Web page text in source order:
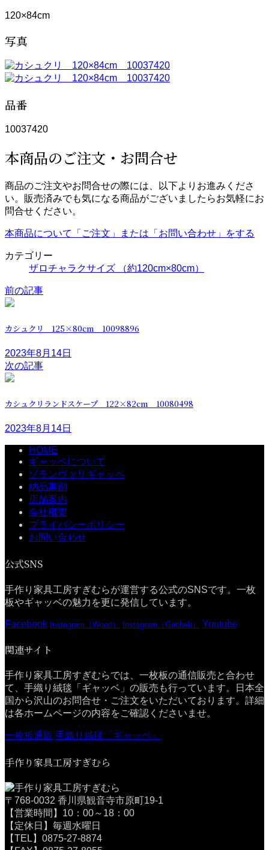
120×84cm
写真
品番
10037420
本商品のご注文・お問合せ
商品のご注文やお問合せの際には、以下よりお進みくださ
い。販売済みでも気になる商品がございましたらお気軽にお
問合せください。
本商品について「ご注文」または「お問い合わせ」をする
カテゴリー
ザロチャラクサイズ （約120cm×80cm）
前の記事
カシュクリ 125×80cm 10098896
2023年8月14日
次の記事
カシュクリランドスケープ 122×82cm 10080498
2023年8月14日
HOME
ギャッベについて
ゾランヴァリギャッベ
納品事例
店舗案内
会社概要
プライバシーポリシー
お問い合わせ
公式SNS
手作り家具工房すぎむらが運営する公式のSNSです。一枚
板やギャッベの魅力を更に発信しています。
Facebook Instagram（Wood） Instagram（Gabbeh） Youtube
関連サイト
手作り家具工房すぎむらでは、一枚板の通信販売と合わせ
て、手織り絨毯「ギャッベ」の販売も行っています。日本全
国から沢山のお問合せ・ご注文をいただいております。詳細
は各ホームページの内容をご確認くださいませ。
一枚板通販 手織り絨毯「ギャッベ」
手作り家具工房すぎむら
〒768-0032 香川県観音寺市原町19-1
【営業時間】10：00～18：00
【定休日】毎週水曜日
【TEL】0875-27-8874